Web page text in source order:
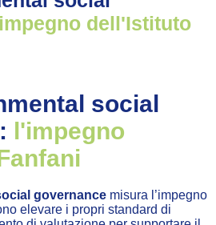
dell'Istituto
social
l'impegno
governance misura l’impegno
elevare i propri standard di